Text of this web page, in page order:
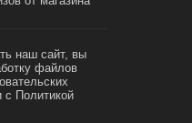
наш сайт, вы
файлов
с Политикой